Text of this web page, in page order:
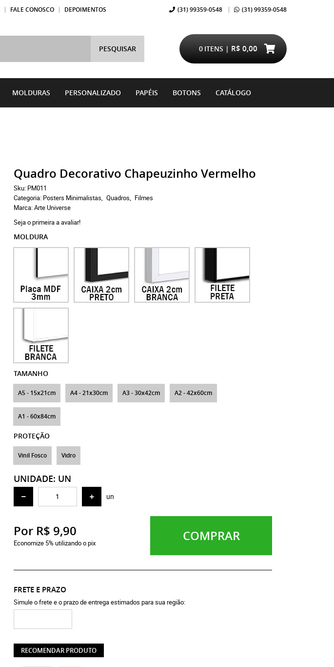
FALE CONOSCO DEPOIMENTOS (31)99359-0548 (31)99359-0548
PESQUISAR ITENS
0 R$ 0,00
MOLDURAS PERSONALIZADO PAPÉIS BOTONS CATÁLOGO
Quadro Decorativo Chapeuzinho Vermelho
Sku: PM011
Categoria: Posters Minimalistas Quadros
Filmes
Marca:Arte Universe
Seja o primeira a avaliar!
MOLDURA
TAMANHO
A5 - 15x21cm A4 - 21x30cm A3 - 30x42cm A2 - 42x60cm
A1 - 60x84cm
PROTEÇÃO
Vinil Fosco Vidro
UNIDADE: UN
un
Por R$ 9,90
Economize 5% utilizando o pix COMPRAR
FRETE E PRAZO
Simule o frete e o prazo de entrega estimados para sua região:
RECOMENDAR PRODUTO